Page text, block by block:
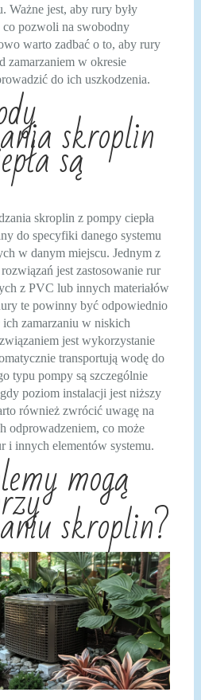
Ważne jest, aby rury były
pozwoli na swobodny
warto zadbać o to, aby rury
zamarzaniem w okresie
do ich uszkodzenia.
skroplin
są
skroplin z pompy ciepła
do specyfiki danego systemu
w danym miejscu. Jednym z
jest zastosowanie rur
z PVC lub innych materiałów
te powinny być odpowiednio
zamarzaniu w niskich
jest wykorzystanie
transportują wodę do
typu pompy są szczególnie
poziom instalacji jest niższy
również zwrócić uwagę na
odprowadzeniem, co może
i innych elementów systemu.
mogą
skroplin?